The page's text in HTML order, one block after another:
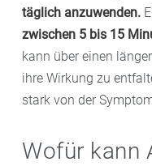
täglich anzuwenden.
zwischen 5 bis 15
kann über einen
ihre Wirkung zu
stark von der
Wofür kann